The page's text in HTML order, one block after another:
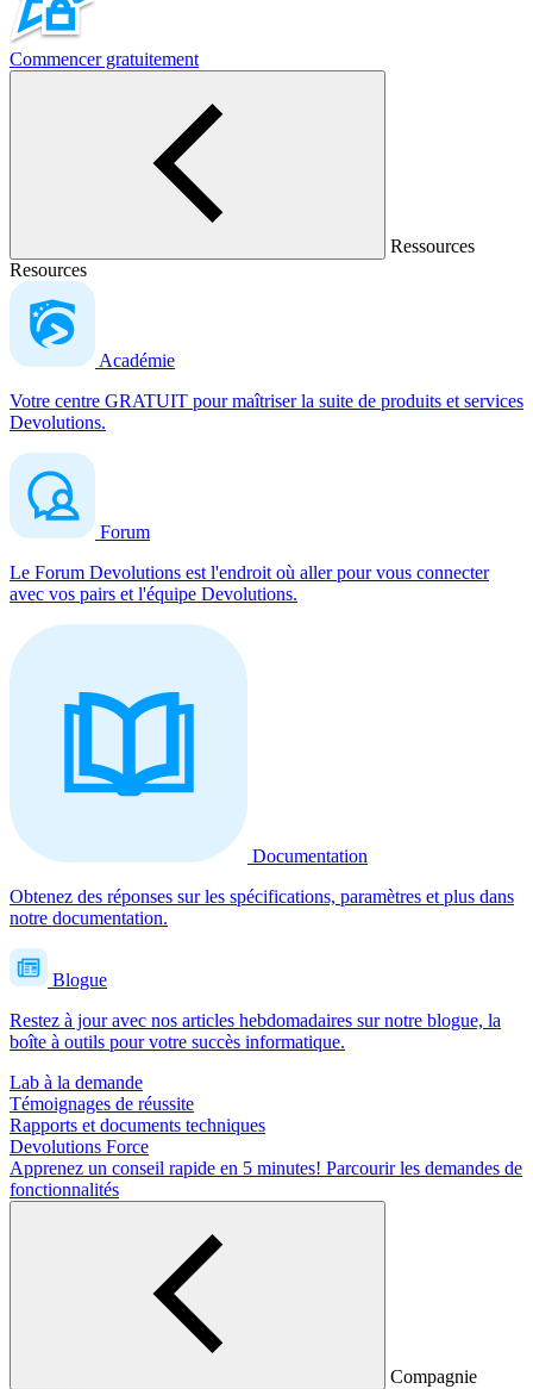
Commencer gratuitement
Ressources
Resources
Académie
Votre centre GRATUIT pour maîtriser la suite de produits et services
Devolutions.
Forum
Le Forum Devolutions est l'endroit où aller pour vous connecter
avec vos pairs et l'équipe Devolutions.
Documentation
Obtenez des réponses sur les spécifications, paramètres et plus dans
notre documentation.
Blogue
Restez à jour avec nos articles hebdomadaires sur notre blogue, la
boîte à outils pour votre succès informatique.
Lab à la demande
Témoignages de réussite
Rapports et documents techniques
Devolutions Force
Apprenez un conseil rapide en 5 minutes! Parcourir les demandes de
fonctionnalités
Compagnie